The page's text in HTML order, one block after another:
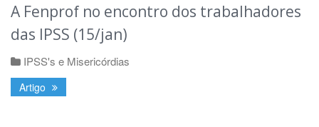
A Fenprof no encontro dos trabalhadores
das IPSS (15/jan)
IPSS's e Misericórdias
Artigo